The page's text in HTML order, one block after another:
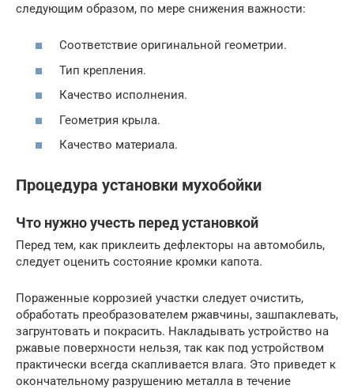
следующим образом, по мере снижения важности:
Соответствие оригинальной геометрии.
Тип крепления.
Качество исполнения.
Геометрия крыла.
Качество материала.
Процедура установки мухобойки
Что нужно учесть перед установкой
Перед тем, как приклеить дефлекторы на автомобиль,
следует оценить состояние кромки капота.
Пораженные коррозией участки следует очистить,
обработать преобразователем ржавчины, зашпаклевать,
загрунтовать и покрасить. Накладывать устройство на
ржавые поверхности нельзя, так как под устройством
практически всегда скапливается влага. Это приведет к
окончательному разрушению металла в течение